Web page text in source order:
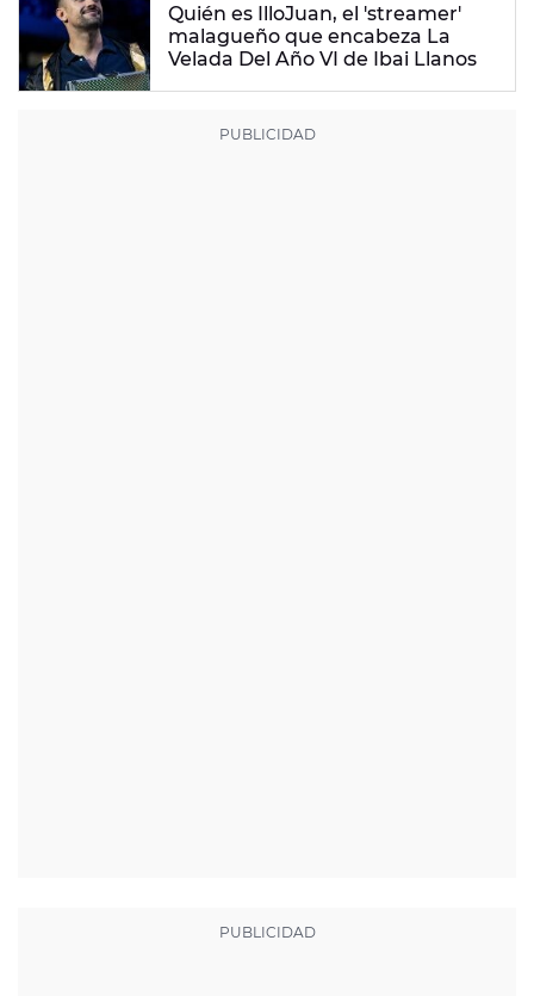
Quién es IlloJuan, el 'streamer'
malagueño que encabeza La
Velada Del Año VI de Ibai Llanos